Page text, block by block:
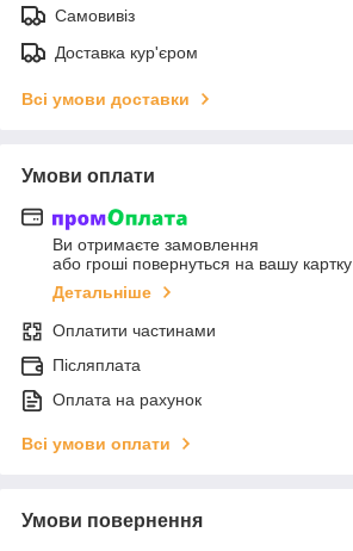
Самовивіз
Доставка кур'єром
Всі умови доставки
Умови оплати
Ви отримаєте замовлення
або гроші повернуться на вашу картку
Детальніше
Оплатити частинами
Післяплата
Оплата на рахунок
Всі умови оплати
Умови повернення